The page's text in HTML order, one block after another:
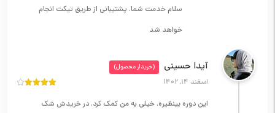
سلام خدمت شما. پشتیبانی از طریق تیکت انجام
خواهد شد
5
آیدا حسینی (خریدار محصول)
اسفند 14, 1402
این دوره بینظیره. خیلی به من کمک کرد. در خریدش شک